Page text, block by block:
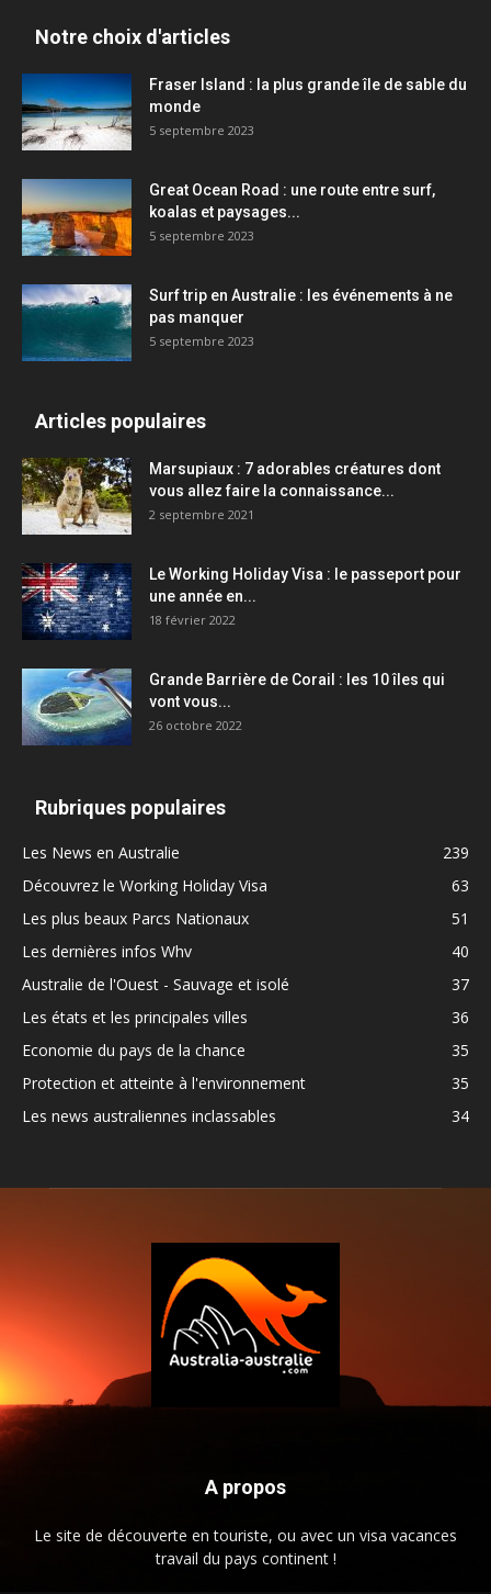
Notre choix d'articles
Fraser Island : la plus grande île de sable du
monde
5 septembre 2023
Great Ocean Road : une route entre surf,
koalas et paysages...
5 septembre 2023
Surf trip en Australie : les événements à ne
pas manquer
5 septembre 2023
Articles populaires
Marsupiaux : 7 adorables créatures dont
vous allez faire la connaissance...
2 septembre 2021
Le Working Holiday Visa : le passeport pour
une année en...
18 février 2022
Grande Barrière de Corail : les 10 îles qui
vont vous...
26 octobre 2022
Rubriques populaires
Les News en Australie
239
Découvrez le Working Holiday Visa
63
Les plus beaux Parcs Nationaux
51
Les dernières infos Whv
40
Australie de l'Ouest - Sauvage et isolé
37
Les états et les principales villes
36
Economie du pays de la chance
35
Protection et atteinte à l'environnement
35
Les news australiennes inclassables
34
A propos
Le site de découverte en touriste, ou avec un visa vacances
travail du pays continent !